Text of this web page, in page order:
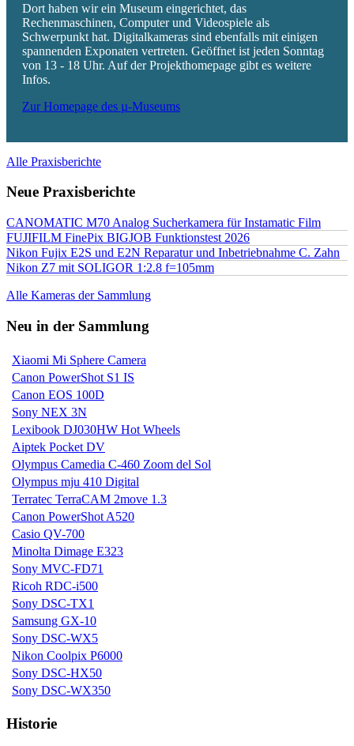
Dort haben wir ein Museum eingerichtet, das
Rechenmaschinen, Computer und Videospiele als
Schwerpunkt hat. Digitalkameras sind ebenfalls mit einigen
spannenden Exponaten vertreten. Geöffnet ist jeden Sonntag
von 13 - 18 Uhr. Auf der Projekthomepage gibt es weitere
Infos.
Zur Homepage des µ-Museums
Alle Praxisberichte
Neue Praxisberichte
CANOMATIC M70 Analog Sucherkamera für Instamatic Film
FUJIFILM FinePix BIGJOB Funktionstest 2026
Nikon Fujix E2S und E2N Reparatur und Inbetriebnahme C. Zahn
Nikon Z7 mit SOLIGOR 1:2.8 f=105mm
Alle Kameras der Sammlung
Neu in der Sammlung
Xiaomi Mi Sphere Camera
Canon PowerShot S1 IS
Canon EOS 100D
Sony NEX 3N
Lexibook DJ030HW Hot Wheels
Aiptek Pocket DV
Olympus Camedia C-460 Zoom del Sol
Olympus mju 410 Digital
Terratec TerraCAM 2move 1.3
Canon PowerShot A520
Casio QV-700
Minolta Dimage E323
Sony MVC-FD71
Ricoh RDC-i500
Sony DSC-TX1
Samsung GX-10
Sony DSC-WX5
Nikon Coolpix P6000
Sony DSC-HX50
Sony DSC-WX350
Historie